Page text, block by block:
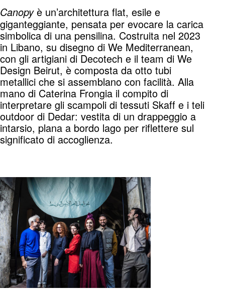
Canopyè un’architettura flat, esile e
giganteggiante, pensata per evocare la carica
simbolica di una pensilina. Costruita nel 2023
in Libano, su disegno di We Mediterranean,
con gli artigiani di Decotech e il team di We
Design Beirut, è composta da otto tubi
metallici che si assemblano con facilità. Alla
mano di Caterina Frongia il compito di
interpretare gli scampoli di tessuti Skaff e i teli
outdoor di Dedar: vestita di un drappeggio a
intarsio, plana a bordo lago per riflettere sul
significato di accoglienza.